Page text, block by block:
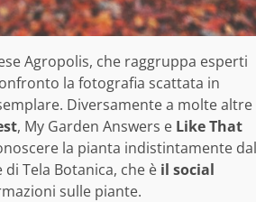
Agropolis, che raggruppa esperti
la fotografia scattata in
Diversamente a molte altre
, My Garden Answers e Like That
la pianta indistintamente dal
Tela Botanica, che è il social
sulle piante.